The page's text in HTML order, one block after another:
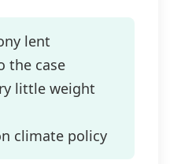
lent
the case
little weight
climate policy